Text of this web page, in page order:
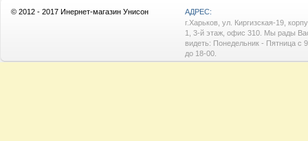
© 2012 - 2017 Инернет-магазин Унисон
АДРЕС:
г.Харьков, ул. Киргизская-19,
1, 3-й этаж, офис 310. Мы рады
видеть: Понедельник - Пятница с
до 18-00.